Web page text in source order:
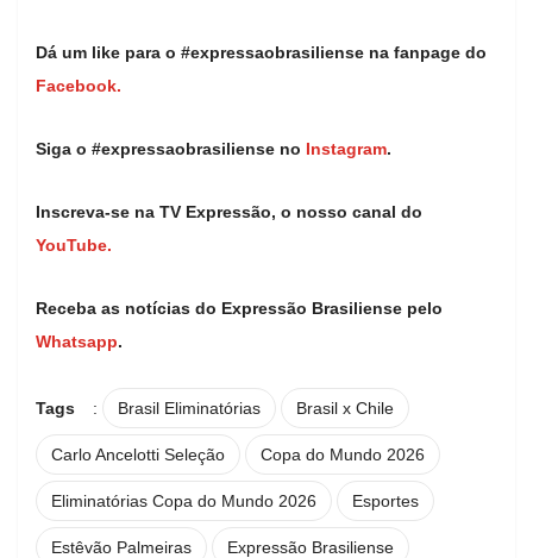
Dá um like para o #expressaobrasiliense na fanpage do
Facebook.
Siga o #expressaobrasiliense no Instagram.
Inscreva-se na TV Expressão, o nosso canal do
YouTube.
Receba as notícias do Expressão Brasiliense pelo
Whatsapp.
Tags : Brasil Eliminatórias Brasil x Chile
Carlo Ancelotti Seleção Copa do Mundo 2026
Eliminatórias Copa do Mundo 2026 Esportes
Estêvão Palmeiras Expressão Brasiliense